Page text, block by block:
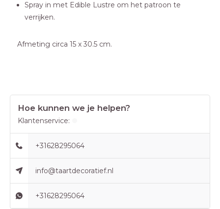
Spray in met Edible Lustre om het patroon te
verrijken.
Afmeting circa 15 x 30.5 cm.
Hoe kunnen we je helpen?
Klantenservice:
+31628295064
info@taartdecoratief.nl
+31628295064